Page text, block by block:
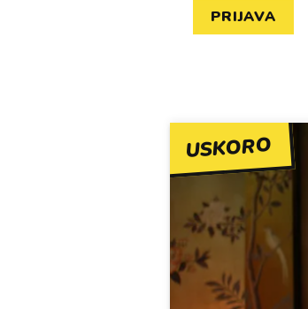
PRIJAVA
USKORO